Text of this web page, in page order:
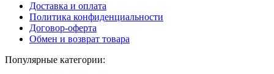
Доставка и оплата
Политика конфиденциальности
Договор-оферта
Обмен и возврат товара
Популярные категории: